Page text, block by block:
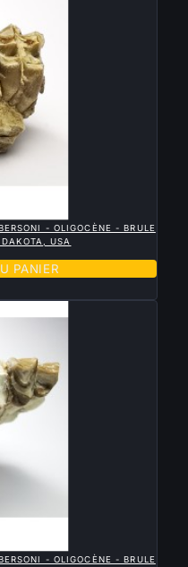
- OLIGOCÈNE - BRULE
USA
PANIER
- OLIGOCÈNE - BRULE